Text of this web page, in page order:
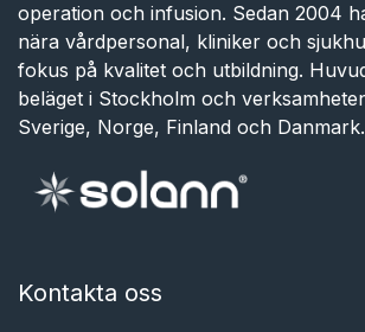
operation och infusion. Sedan 2004
nära vårdpersonal, kliniker och
fokus på kvalitet och utbildning.
beläget i Stockholm och
Sverige, Norge, Finland och Danmark.
Kontakta oss